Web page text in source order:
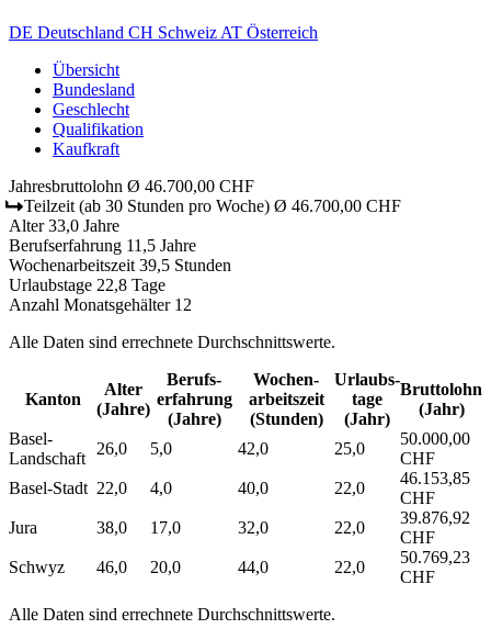
DE Deutschland CH Schweiz AT Österreich
Übersicht
Bundesland
Geschlecht
Qualifikation
Kaufkraft
Jahresbruttolohn Ø 46.700,00 CHF
Teilzeit (ab 30 Stunden pro Woche) Ø 46.700,00 CHF
Alter 33,0 Jahre
Berufserfahrung 11,5 Jahre
Wochenarbeitszeit 39,5 Stunden
Urlaubstage 22,8 Tage
Anzahl Monatsgehälter 12
Alle Daten sind errechnete Durchschnittswerte.
Kanton
Alter
(Jahre)
Berufs­
erfahrung
(Jahre)
Wochen­
arbeitszeit
(Stunden)
Urlaubs­
tage
(Jahr)
Bruttolohn
(Jahr)
Basel-
Landschaft
26,0 5,0 42,0 25,0
50.000,00
CHF
Basel-Stadt 22,0 4,0 40,0 22,0
46.153,85
CHF
Jura
38,0 17,0 32,0 22,0
39.876,92
CHF
Schwyz
46,0 20,0 44,0 22,0
50.769,23
CHF
Alle Daten sind errechnete Durchschnittswerte.